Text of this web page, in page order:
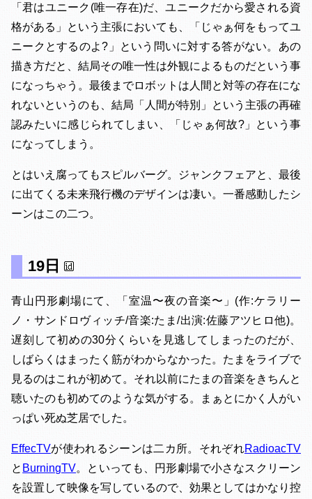
「君はユニーク(唯一存在)だ、ユニークだから愛される資
格がある」という主張においても、「じゃぁ何をもってユ
ニークとするのよ?」という問いに対する答がない。あの
描き方だと、結局その唯一性は外観によるものだという事
になっちゃう。最後までロボットは人間と対等の存在にな
れないというのも、結局「人間が特別」という主張の再確
認みたいに感じられてしまい、「じゃぁ何故?」という事
になってしまう。
とはいえ腐ってもスピルバーグ。ジャンクフェアと、最後
に出てくる未来飛行機のデザインは凄い。一番感動したシ
ーンはこの二つ。
19日
青山円形劇場にて、「室温〜夜の音楽〜」(作:ケラリー
ノ・サンドロヴィッチ/音楽:たま/出演:佐藤アツヒロ他)。
遅刻して初めの30分くらいを見逃してしまったのだが、
しばらくはまったく筋がわからなかった。たまをライブで
見るのはこれが初めて。それ以前にたまの音楽をきちんと
聴いたのも初めてのような気がする。まぁとにかく人がい
っぱい死ぬ芝居でした。
EffecTVが使われるシーンは二カ所。それぞれRadioacTV
と BurningTV。といっても、円形劇場で小さなスクリーン
を設置して映像を写しているので、効果としてはかなり控